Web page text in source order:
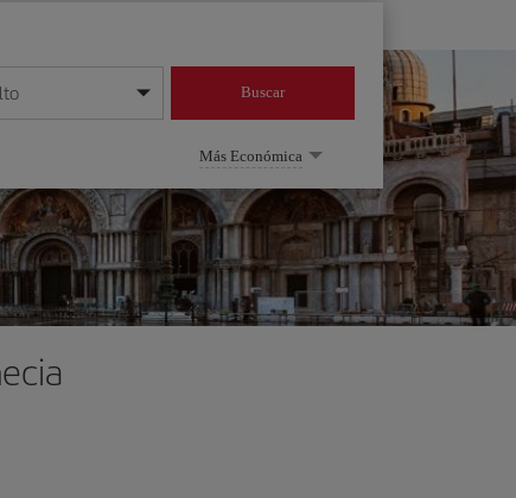
mes/año
Buscar
Más Económica